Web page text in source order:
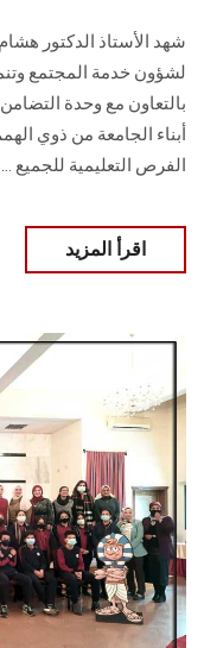
شهد الأستاذ الدكتور
لشؤون خدمة المجتمع
أبناء الجامعة من ذوي
الفرص التعليمية للجميع ....
اقرأ المزيد